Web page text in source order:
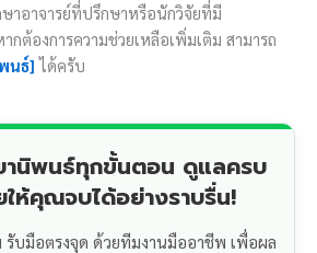
าอาจารย์ที่ปรึกษาหรือนักวิจัยที่มี
ต้องการความช่วยเหลือเพิ่มเติม สามารถ
นธ์] ได้ครับ
านิพนธ์ทุกขั้นตอน ดูแลครบ
ห้คุณจบได้อย่างราบรื่น!
บมือตรงจุด ด้วยทีมงานมืออาชีพ เพื่อผล